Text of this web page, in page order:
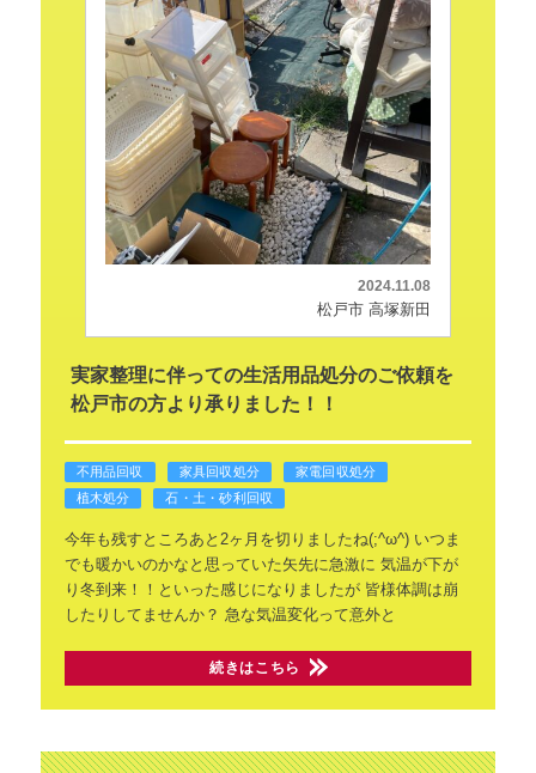
2024.11.08
松戸市 高塚新田
実家整理に伴っての生活用品処分のご依頼を
松戸市の方より承りました！！
不用品回収 家具回収処分
家電回収処分
植木処分
石・土・砂利回収
今年も残すところあと2ヶ月を切りましたね(;^ω^)いつま
でも暖かいのかなと思っていた矢先に急激に 気温が下が
り冬到来！！といった感じになりましたが皆様体調は崩
したりしてませんか？ 急な気温変化って意外と
続きはこちら